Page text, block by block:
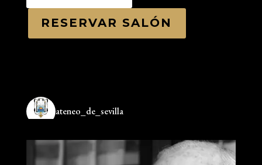
RESERVAR SALÓN
ateneo_de_sevilla